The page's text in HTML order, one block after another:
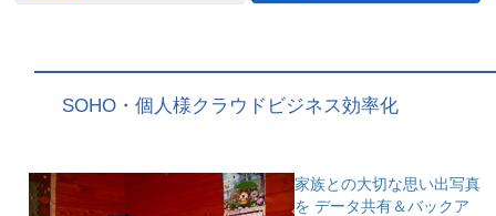
SOHO・個人様クラウドビジネス効率化
家族との大切な思い出写真
を データ共有＆バックア